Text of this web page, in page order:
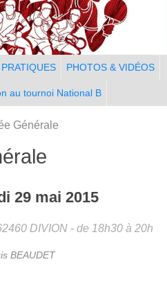
PHOTOS & VIDÉOS
au tournoi National B
Générale
29 mai 2015
DIVION - de 18h30 à 20h
BEAUDET